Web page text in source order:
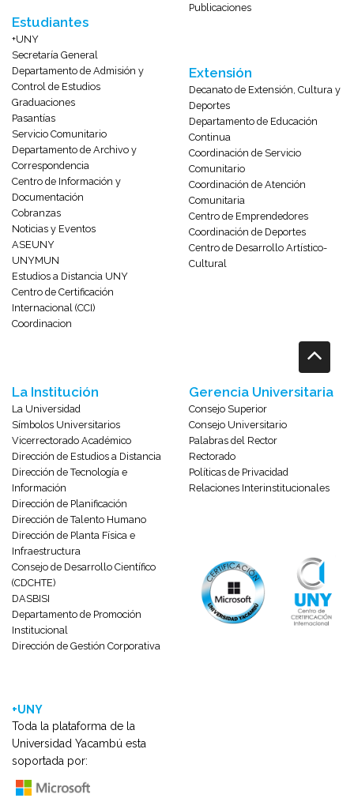
Estudiantes
+UNY
Secretaría General
Departamento de Admisión y
Control de Estudios
Graduaciones
Pasantías
Servicio Comunitario
Departamento de Archivo y
Correspondencia
Centro de Información y
Documentación
Cobranzas
Noticias y Eventos
ASEUNY
UNYMUN
Estudios a Distancia UNY
Centro de Certificación
Internacional (CCI)
Coordinacion
Publicaciones
Extensión
Decanato de Extensión, Cultura y
Deportes
Departamento de Educación
Continua
Coordinación de Servicio
Comunitario
Coordinación de Atención
Comunitaria
Centro de Emprendedores
Coordinación de Deportes
Centro de Desarrollo Artístico-
Cultural
La Institución
La Universidad
Símbolos Universitarios
Vicerrectorado Académico
Dirección de Estudios a Distancia
Dirección de Tecnología e
Información
Dirección de Planificación
Dirección de Talento Humano
Dirección de Planta Física e
Infraestructura
Consejo de Desarrollo Científico
(CDCHTE)
DASBISI
Departamento de Promoción
Institucional
Dirección de Gestión Corporativa
+UNY
Toda la plataforma de la
Universidad Yacambú esta
soportada por:
Gerencia Universitaria
Consejo Superior
Consejo Universitario
Palabras del Rector
Rectorado
Políticas de Privacidad
Relaciones Interinstitucionales